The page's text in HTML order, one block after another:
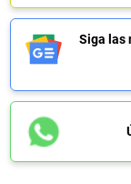
Siga las